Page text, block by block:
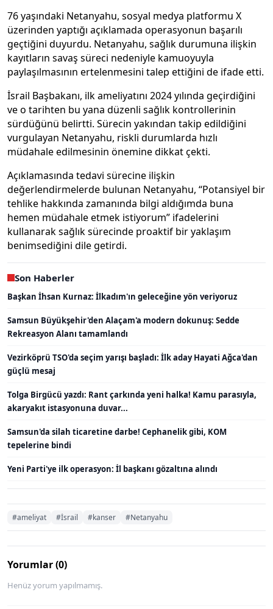
76 yaşındaki Netanyahu, sosyal medya platformu X
üzerinden yaptığı açıklamada operasyonun başarılı
geçtiğini duyurdu. Netanyahu, sağlık durumuna ilişkin
kayıtların savaş süreci nedeniyle kamuoyuyla
paylaşılmasının ertelenmesini talep ettiğini de ifade etti.
İsrail Başbakanı, ilk ameliyatını 2024 yılında geçirdiğini
ve o tarihten bu yana düzenli sağlık kontrollerinin
sürdüğünü belirtti. Sürecin yakından takip edildiğini
vurgulayan Netanyahu, riskli durumlarda hızlı
müdahale edilmesinin önemine dikkat çekti.
Açıklamasında tedavi sürecine ilişkin
değerlendirmelerde bulunan Netanyahu, “Potansiyel bir
tehlike hakkında zamanında bilgi aldığımda buna
hemen müdahale etmek istiyorum” ifadelerini
kullanarak sağlık sürecinde proaktif bir yaklaşım
benimsediğini dile getirdi.
Son Haberler
Başkan İhsan Kurnaz: İlkadım'ın geleceğine yön veriyoruz
Samsun Büyükşehir'den Alaçam'a modern dokunuş: Sedde
Rekreasyon Alanı tamamlandı
Vezirköprü TSO'da seçim yarışı başladı: İlk aday Hayati Ağca'dan
güçlü mesaj
Tolga Birgücü yazdı: Rant çarkında yeni halka! Kamu parasıyla,
akaryakıt istasyonuna duvar...
Samsun'da silah ticaretine darbe! Cephanelik gibi, KOM
tepelerine bindi
Yeni Parti'ye ilk operasyon: İl başkanı gözaltına alındı
#ameliyat #İsrail #kanser #Netanyahu
Yorumlar (0)
Henüz yorum yapılmamış.